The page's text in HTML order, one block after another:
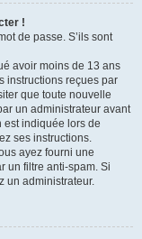
!
de passe. S’ils sont
avoir moins de 13 ans
instructions reçues par
que toute nouvelle
un administrateur avant
est indiquée lors de
ses instructions.
ayez fourni une
un filtre anti-spam. Si
un administrateur.